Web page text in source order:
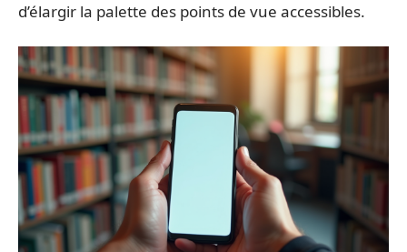
d’élargir la palette des points de vue accessibles.